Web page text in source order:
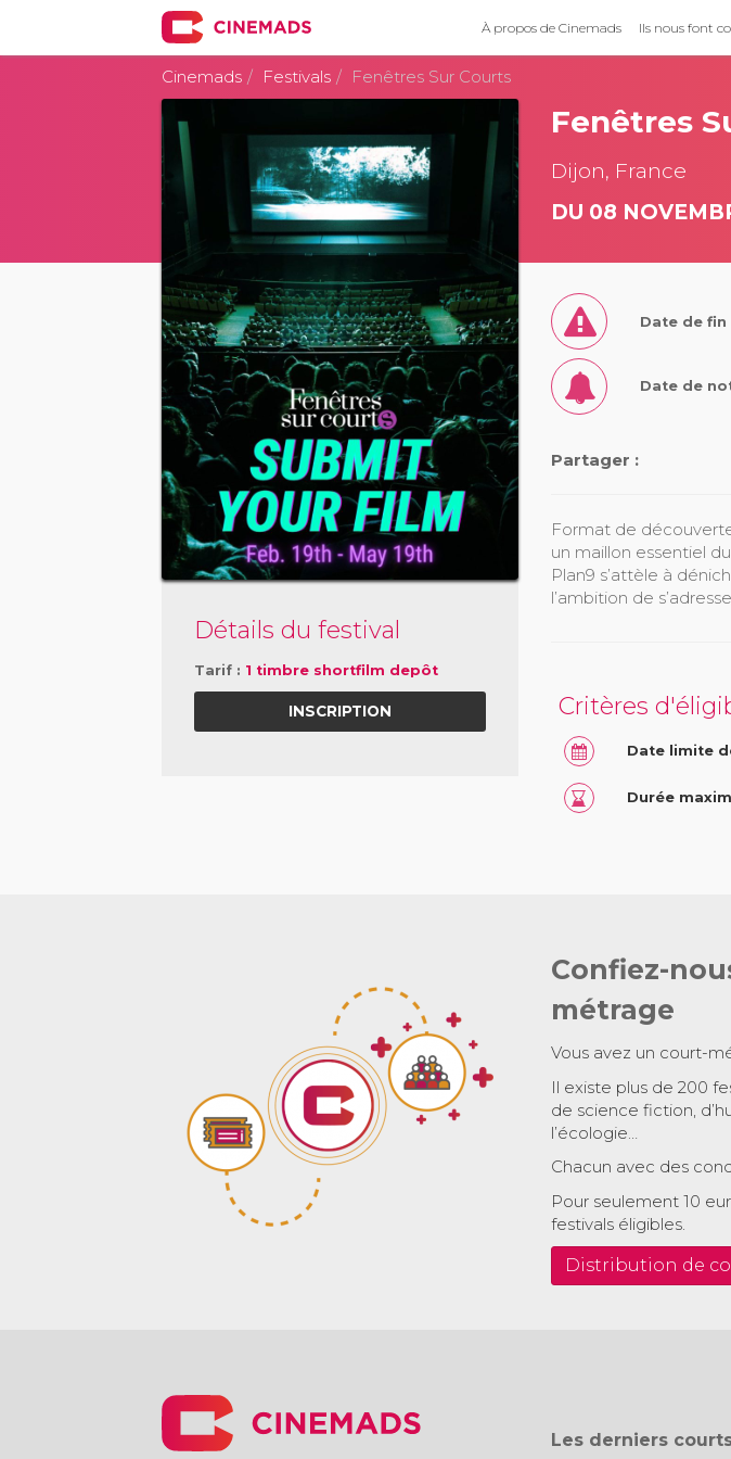
À propos de Cinemads Ils nous font
Cinemads Festivals Fenêtres Sur Courts
Détails du festival
Tarif : 1 timbre shortfilm depôt
INSCRIPTION
Fenêtres
Dijon, France
DU 08
Date de fin
Date de
Partager :
Format de
un maillon essentiel
Plan9 s’attèle à
l’ambition de
Critères
Date limite
Durée
Confiez-
métrage
Vous avez un court-
Il existe plus de 200
de science fiction,
l’écologie…
Chacun avec des
Pour seulement 10
festivals éligibles.
Distribution de
Les derniers